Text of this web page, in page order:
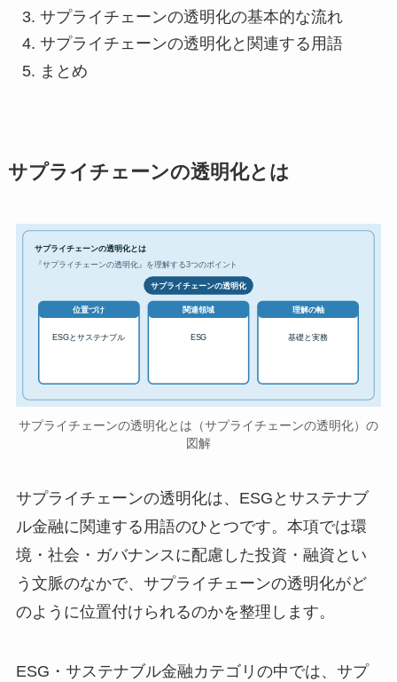
サプライチェーンの透明化の基本的な流れ
サプライチェーンの透明化と関連する用語
まとめ
サプライチェーンの透明化とは
サプライチェーンの透明化とは
『サプライチェーンの透明化』を理解する3つのポイント
サプライチェーンの透明化
位置づけ
ESGとサステナブル
関連領域
ESG
理解の軸
基礎と実務
サプライチェーンの透明化とは（サプライチェーンの透明化）の
図解
サプライチェーンの透明化は、ESGとサステナブ
ル金融に関連する用語のひとつです。本項では環
境・社会・ガバナンスに配慮した投資・融資とい
う文脈のなかで、サプライチェーンの透明化がど
のように位置付けられるのかを整理します。
ESG・サステナブル金融カテゴリの中では、サプ